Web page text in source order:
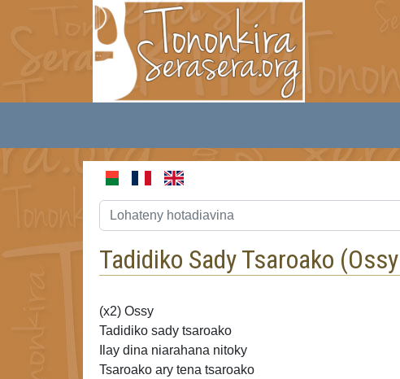
Tadidiko Sady Tsaroako (
(x2) Ossy
Tadidiko sady tsaroako
Ilay dina niarahana nitoky
Tsaroako ary tena tsaroako